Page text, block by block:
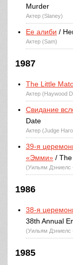
Murder
Актер (Slaney)
Ее алиби /
Актер (Sam)
1987
The Little
Актер (Haywood
Свидание
Date
Актер (Judge
39-я
«Эмми» /
(Уильям Дэниелс
1986
38-я
38th Annual
(Уильям Дэниелс
1985